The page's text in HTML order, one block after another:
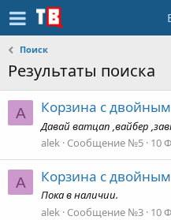
Поиск
Результаты поиска
A Корзина с
Давай ватцап ,вайбер
alek Сообщение №5 10
A Корзина с
Пока в наличии.
alek Сообщение №3 10